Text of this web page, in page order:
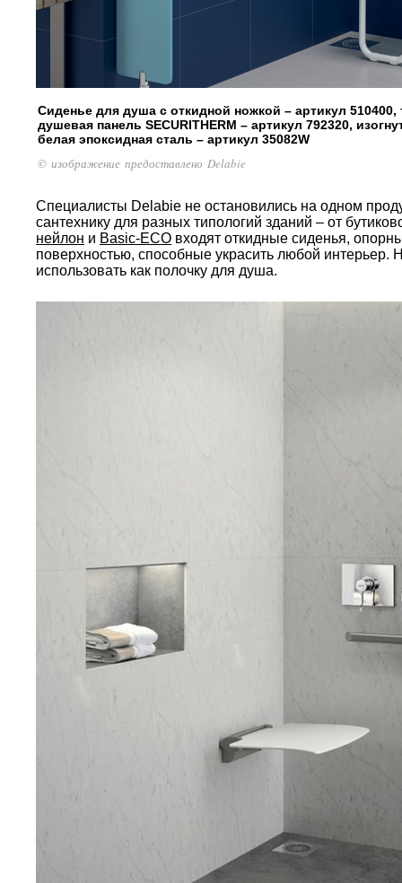
Сиденье для душа с откидной ножкой – артикул 510400,
душевая панель SECURITHERM – артикул 792320,
белая эпоксидная сталь – артикул 35082W
© изображение предоставлено Delabie
Специалисты Delabie не остановились на одном
сантехнику для разных типологий зданий – от
нейлон и Basic-ECO входят откидные сиденья,
поверхностью, способные украсить любой
использовать как полочку для душа.